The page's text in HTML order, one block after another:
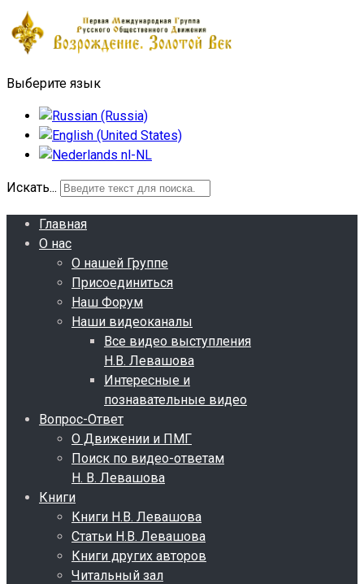
Выберите язык
Искать...
Главная
О нас
О нашей Группе
Присоединиться
Наш Форум
Наши видеоканалы
Все видео выступления
Н.В. Левашова
Интересные и
познавательные видео
Вопрос-Ответ
О Движении и ПМГ
Поиск по видео-ответам
Н. В. Левашова
Книги
Книги Н.В. Левашова
Статьи Н.В. Левашова
Книги других авторов
Читальный зал